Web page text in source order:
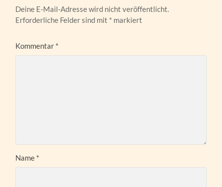
Deine E-Mail-Adresse wird nicht veröffentlicht.
Erforderliche Felder sind mit * markiert
Kommentar *
Name *